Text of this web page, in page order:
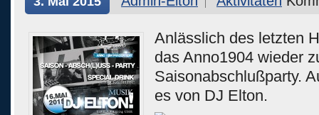
Anlässlich des letzten
das Anno1904 wieder
Saisonabschlußparty.
es von DJ Elton.